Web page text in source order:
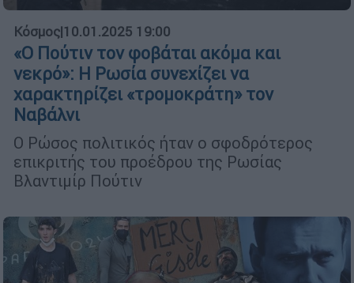
Κόσμος|10.01.2025 19:00
«Ο Πούτιν τον φοβάται ακόμα και
νεκρό»: Η Ρωσία συνεχίζει να
χαρακτηρίζει «τρομοκράτη» τον
Ναβάλνι
Ο Ρώσος πολιτικός ήταν ο σφοδρότερος
επικριτής του προέδρου της Ρωσίας
Βλαντιμίρ Πούτιν